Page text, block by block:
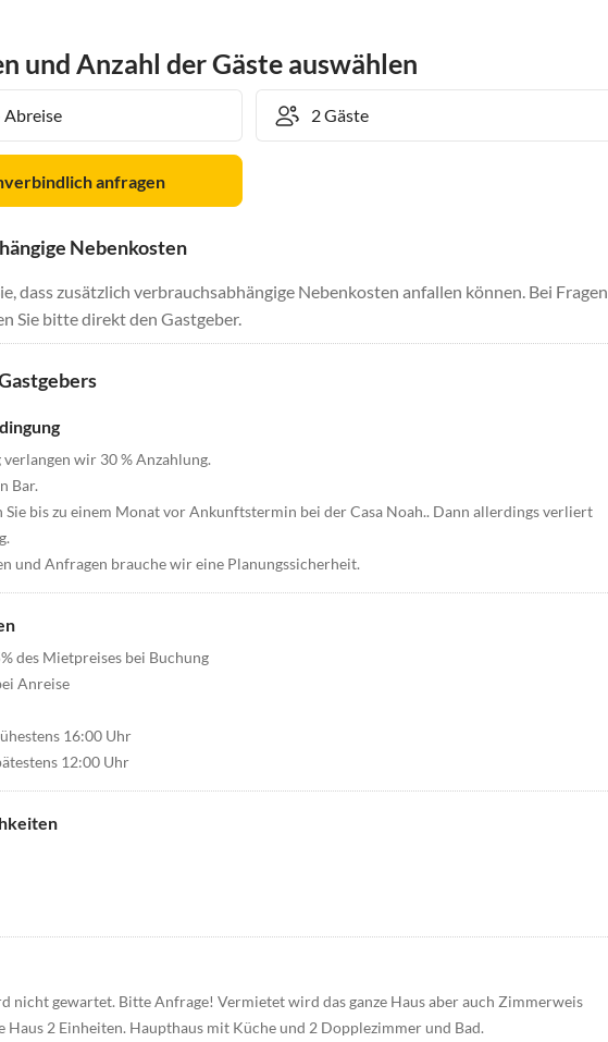
und Anzahl der Gäste auswählen
anfragen
Nebenkosten
dass zusätzlich verbrauchsabhängige Nebenkosten anfallen können. Bei Fragen
Sie bitte direkt den Gastgeber.
wir 30 % Anzahlung.
Bar.
Sie bis zu einem Monat vor Ankunftstermin bei der Casa Noah.. Dann allerdings verliert
und Anfragen brauche wir eine Planungssicherheit.
des Mietpreises bei Buchung
Anreise
16:00 Uhr
12:00 Uhr
nicht gewartet. Bitte Anfrage! Vermietet wird das ganze Haus aber auch Zimmerweis
Haus 2 Einheiten. Haupthaus mit Küche und 2 Dopplezimmer und Bad.